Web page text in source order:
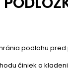
podlahu
činiek a